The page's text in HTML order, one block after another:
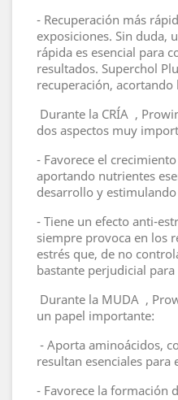
- Recuperación más
exposiciones. Sin duda,
rápida es esencial para
resultados. Superchol
recuperación, acortando
Durante la CRÍA ,
dos aspectos muy
- Favorece el
aportando nutrientes
desarrollo y
- Tiene un efecto anti-
siempre provoca en los
estrés que, de no
bastante perjudicial
Durante la MUDA ,
un papel importante:
- Aporta aminoácidos,
resultan esenciales para
- Favorece la formación